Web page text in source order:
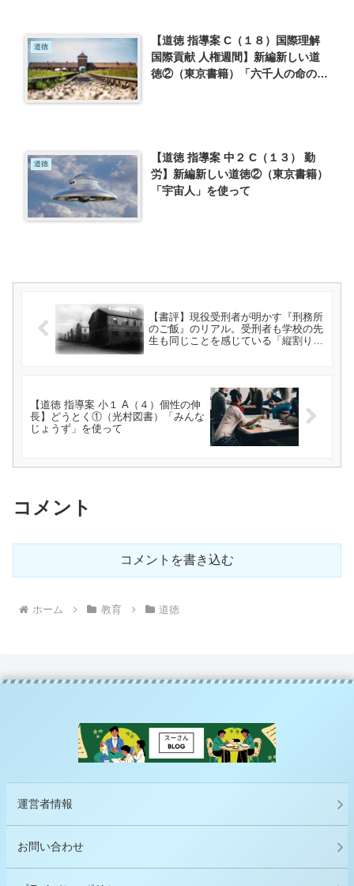
道徳
【道徳 指導案 C（１８）国際理解
国際貢献 人権週間】新編新しい道
徳②（東京書籍）「六千人の命のビ
道徳
【道徳 指導案 中２ C（１３） 勤
労】新編新しい道徳②（東京書籍）
「宇宙人」を使って
【書評】現役受刑者が明かす『刑務所
のご飯』のリアル。受刑者も学校の先
生も同じことを感じている「縦割り行
【道徳 指導案 小１ A（４）個性の伸
長】どうとく①（光村図書）「みんな
じょうず」を使って
コメント
コメントを書き込む
ホーム 教育 道徳
運営者情報
お問い合わせ